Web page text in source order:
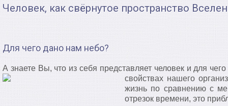
Человек, как свёрнутое пространство
Для чего дано нам небо?
А знаете Вы, что из себя представляет человек и для
свойствах нашего
жизнь по сравнению с
отрезок времени, это